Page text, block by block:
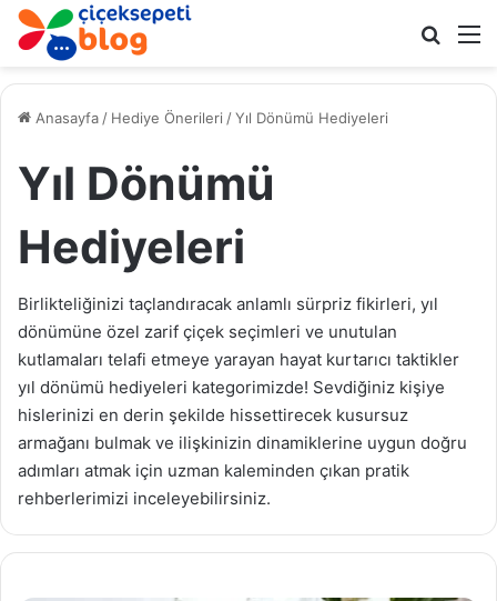
Anasayfa / Hediye Önerileri /Yıl Dönümü Hediyeleri
Yıl Dönümü
Hediyeleri
Birlikteliğinizi taçlandıracak anlamlı sürpriz fikirleri, yıl
dönümüne özel zarif çiçek seçimleri ve unutulan
kutlamaları telafi etmeye yarayan hayat kurtarıcı taktikler
yıl dönümü hediyeleri kategorimizde! Sevdiğiniz kişiye
hislerinizi en derin şekilde hissettirecek kusursuz
armağanı bulmak ve ilişkinizin dinamiklerine uygun doğru
adımları atmak için uzman kaleminden çıkan pratik
rehberlerimizi inceleyebilirsiniz.